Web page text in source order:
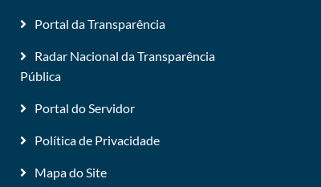
Portal da Transparência
Radar Nacional da Transparência
Pública
Portal do Servidor
Política de Privacidade
Mapa do Site